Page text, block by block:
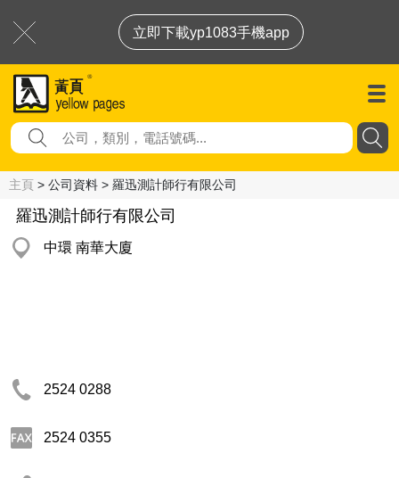
立即下載yp1083手機app
主頁 > 公司資料 > 羅迅測計師行有限公司
羅迅測計師行有限公司
中環 南華大廈
2524 0288
2524 0355